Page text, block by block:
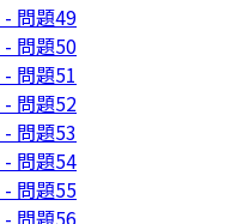
問題49
問題50
問題51
問題52
問題53
問題54
問題55